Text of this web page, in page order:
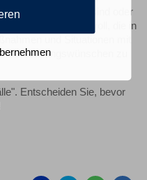
angezeigt sind oder
erscheint es sinnvoll, die in
und Situationen mit
Behandlungswünschen zu
Entscheiden Sie, bevor